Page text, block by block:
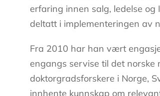
erfaring innen salg, ledelse
deltatt i implementeringen av
Fra 2010 har han vært
engangs servise til det
doktorgradsforskere i Norge,
innhente kunnskap om